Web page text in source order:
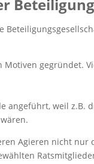
gegründet.
angeführt, weil z.B.
Agieren nicht